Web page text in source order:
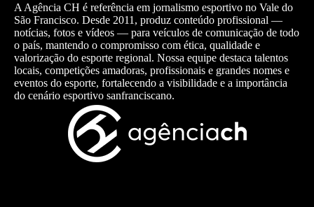
A Agência CH é referência em jornalismo esportivo no Vale do
São Francisco. Desde 2011, produz conteúdo profissional —
notícias, fotos e vídeos — para veículos de comunicação de todo
o país, mantendo o compromisso com ética, qualidade e
valorização do esporte regional. Nossa equipe destaca talentos
locais, competições amadoras, profissionais e grandes nomes e
eventos do esporte, fortalecendo a visibilidade e a importância
do cenário esportivo sanfranciscano.